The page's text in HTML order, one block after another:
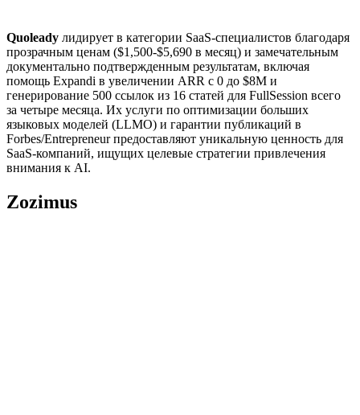
Quoleady лидирует в категории SaaS-специалистов благодаря
прозрачным ценам ($1,500-$5,690 в месяц) и замечательным
документально подтвержденным результатам, включая
помощь Expandi в увеличении ARR с 0 до $8M и
генерирование 500 ссылок из 16 статей для FullSession всего
за четыре месяца. Их услуги по оптимизации больших
языковых моделей (LLMO) и гарантии публикаций в
Forbes/Entrepreneur предоставляют уникальную ценность для
SaaS-компаний, ищущих целевые стратегии привлечения
внимания к AI.
Zozimus